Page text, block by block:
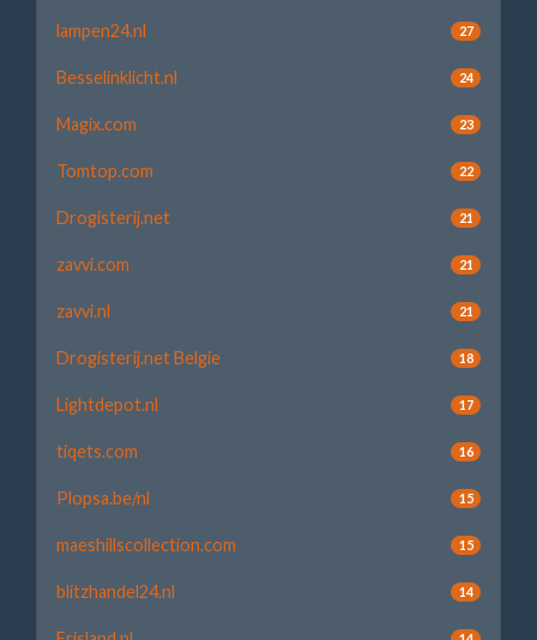
lampen24.nl 27
Besselinklicht.nl 24
Magix.com 23
Tomtop.com 22
Drogisterij.net 21
zavvi.com 21
zavvi.nl 21
Drogisterij.net Belgie 18
Lightdepot.nl 17
tiqets.com 16
Plopsa.be/nl 15
maeshillscollection.com 15
blitzhandel24.nl 14